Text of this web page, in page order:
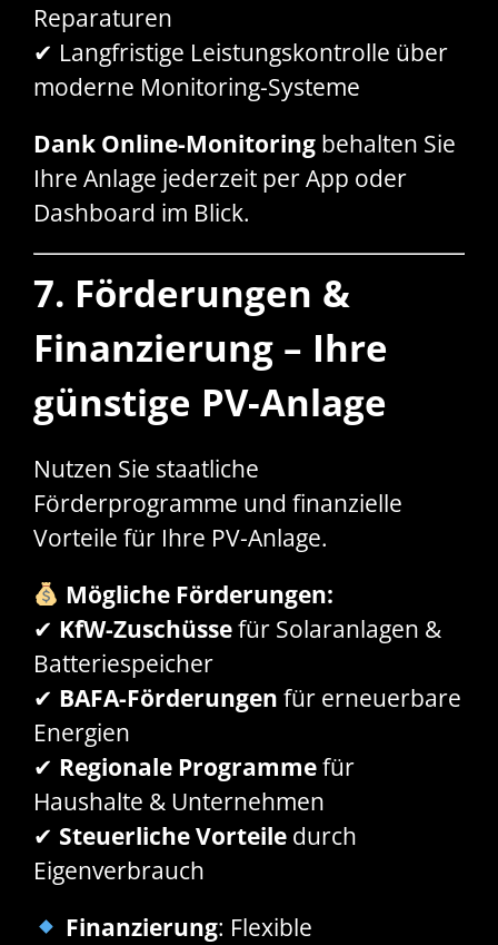
Reparaturen
✔ Langfristige Leistungskontrolle über
moderne Monitoring-Systeme
Dank Online-Monitoring behalten Sie
Ihre Anlage jederzeit per App oder
Dashboard im Blick.
7. Förderungen &
Finanzierung – Ihre
günstige PV-Anlage
Nutzen Sie staatliche
Förderprogramme und finanzielle
Vorteile für Ihre PV-Anlage.
Mögliche Förderungen:
✔ KfW-Zuschüssefür Solaranlagen &
Batteriespeicher
✔ BAFA-Förderungen für erneuerbare
Energien
✔ Regionale Programmefür
Haushalte & Unternehmen
✔ Steuerliche Vorteile durch
Eigenverbrauch
Finanzierung: Flexible